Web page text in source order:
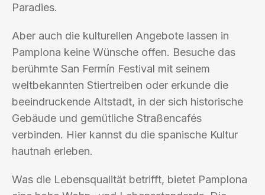
Paradies.
Aber auch die kulturellen Angebote lassen in
Pamplona keine Wünsche offen. Besuche das
berühmte San Fermín Festival mit seinem
weltbekannten Stiertreiben oder erkunde die
beeindruckende Altstadt, in der sich historische
Gebäude und gemütliche Straßencafés
verbinden. Hier kannst du die spanische Kultur
hautnah erleben.
Was die Lebensqualität betrifft, bietet Pamplona